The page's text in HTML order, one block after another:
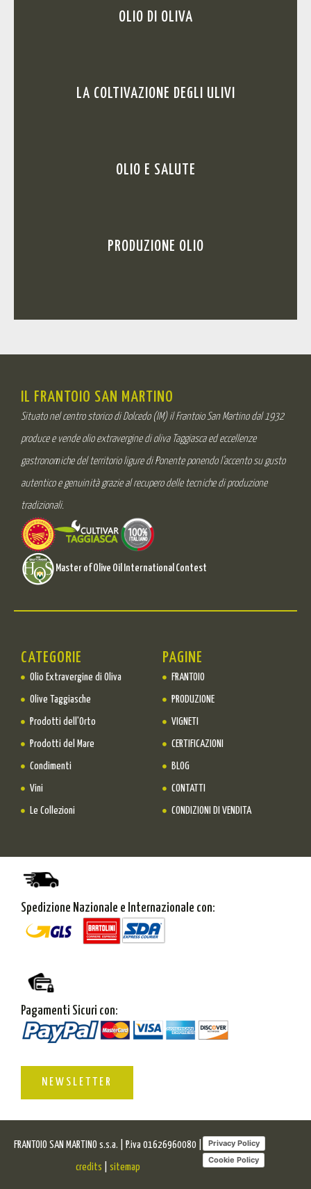
OLIO DI OLIVA
LA COLTIVAZIONE DEGLI ULIVI
OLIO E SALUTE
PRODUZIONE OLIO
IL FRANTOIO SAN MARTINO
Situato nel centro storico di Dolcedo (IM) il Frantoio San Martino dal 1932
produce e vende olio extravergine di oliva Taggiasca ed eccellenze
gastronomiche del territorio ligure di Ponente ponendo l’accento su gusto
autentico e genuinità grazie al recupero delle tecniche di produzione
tradizionali.
Master of Olive Oil International Contest
CATEGORIE
Olio Extravergine di Oliva
Olive Taggiasche
Prodotti dell'Orto
Prodotti del Mare
Condimenti
Vini
Le Collezioni
PAGINE
FRANTOIO
PRODUZIONE
VIGNETI
CERTIFICAZIONI
BLOG
CONTATTI
CONDIZIONI DI VENDITA
Spedizione Nazionale e Internazionale con:
Pagamenti Sicuri con:
NEWSLETTER
FRANTOIO SAN MARTINO s.s.a. | P.iva 01626960080 |
credits |sitemap
Privacy Policy
Cookie Policy